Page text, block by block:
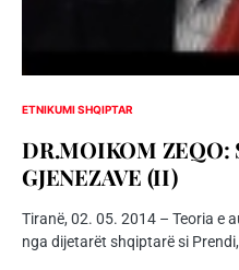
ETNIKUMI SHQIPTAR
DR.MOIKOM
GJENEZAVE (II)
Tiranë, 02. 05. 2014 – Teoria e
nga dijetarët shqiptarë si